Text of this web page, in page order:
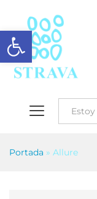
Abrir barra de herramientas
Portada » Allure